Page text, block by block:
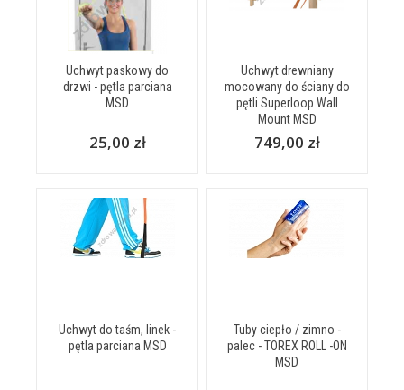
Uchwyt paskowy do
drzwi - pętla parciana
MSD
25,00 zł
Uchwyt drewniany
mocowany do ściany do
pętli Superloop Wall
Mount MSD
749,00 zł
Uchwyt do taśm, linek -
pętla parciana MSD
Tuby ciepło / zimno -
palec - TOREX ROLL -ON
MSD